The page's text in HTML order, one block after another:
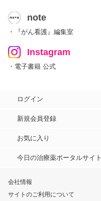
note
・『がん看護』編集室
Instagram
・電子書籍 公式
ログイン
新規会員登録
お気に入り
今日の治療薬ポータルサイト
会社情報
サイトのご利用について